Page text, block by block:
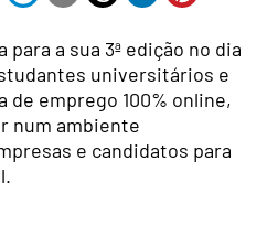
a sua 3ª edição no dia
universitários e
emprego 100% online,
num ambiente
e candidatos para